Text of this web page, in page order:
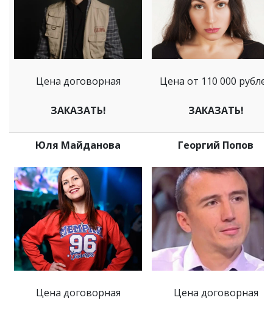
Цена договорная
ЗАКАЗАТЬ!
Цена от 110 000 рублей
ЗАКАЗАТЬ!
Юля Майданова
Цена договорная
Георгий Попов
Цена договорная